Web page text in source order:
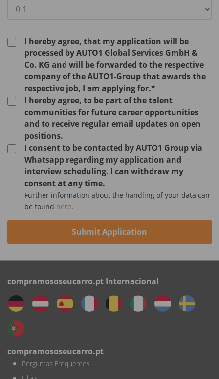
I hereby agree, that my application will be
processed by AUTO1 Global Services GmbH &
Co. KG and will be forwarded to the respective
company of the AUTO1-Group that awards the
respective job, I am applying for.*
I hereby agree, to be part of the talent
communities for future career opportunities
and to receive regular email updates on open
positions.
I consent to be contacted by AUTO1 Group via
Whatsapp regarding my application and
interview scheduling. I can withdraw my
consent at any time.
Further information about the handling of your data can
be found here.
Submit Application
compramososeucarro.pt Internacional
compramososeucarro.pt
Perguntas Frequentes